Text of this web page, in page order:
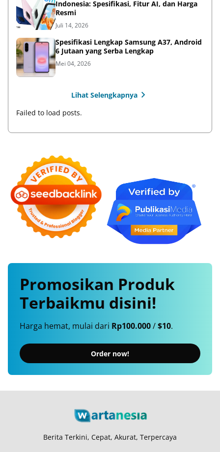
Indonesia: Spesifikasi, Fitur AI, dan Harga
Resmi
Juli 14, 2026
Spesifikasi Lengkap Samsung A37, Android
6 Jutaan yang Serba Lengkap
Mei 04, 2026
Lihat Selengkapnya
Failed to load posts.
Promosikan Produk
Terbaikmu disini!
Harga hemat, mulai dari Rp100.000/$10.
Order now!
Berita Terkini, Cepat, Akurat, Terpercaya